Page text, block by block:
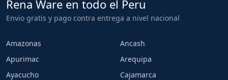
Rena Ware en todo el Peru
Envio gratis y pago contra entrega a nivel nacional
Amazonas
Ancash
Apurimac
Arequipa
Ayacucho
Cajamarca